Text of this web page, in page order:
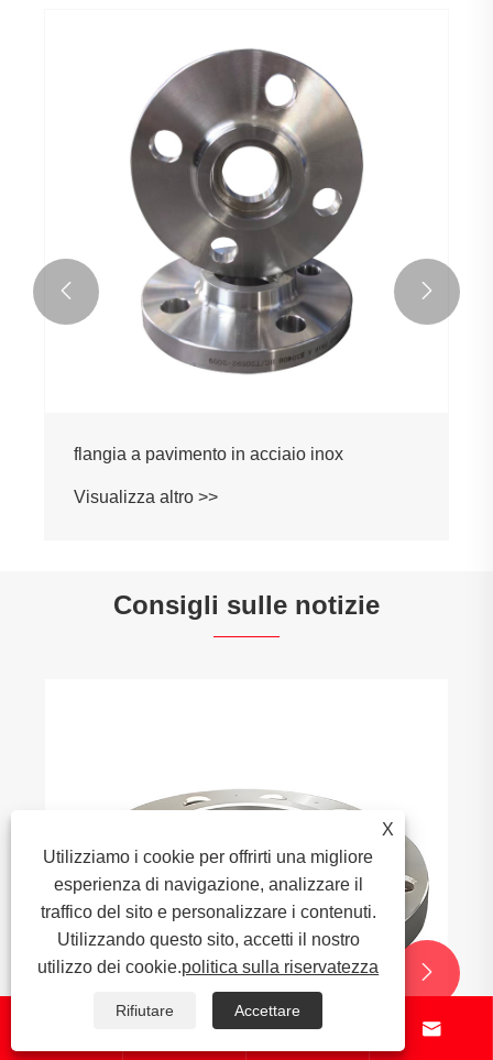
flangia a pavimento in acciaio inox
Visualizza altro >>
 
Consigli sulle notizie
 
 
X
Utilizziamo i cookie per offrirti una migliore
esperienza di navigazione, analizzare il
traffico del sito e personalizzare i contenuti.
Utilizzando questo sito, accetti il ​​nostro
utilizzo dei cookie.politica sulla riservatezza
Rifiutare Accettare